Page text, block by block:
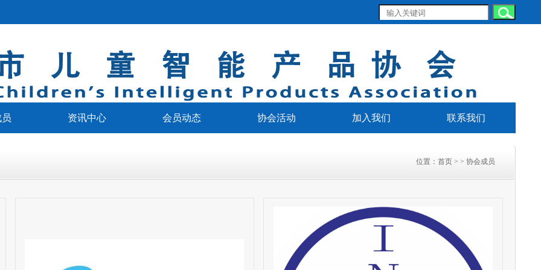
资讯中心 会员动态 协会活动 加入我们 联系我们
位置： 首页 > > 协会成员